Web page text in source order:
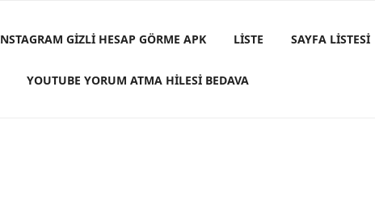
GIZLI HESAP GÖRME APK LISTE SAYFA LISTESI
YOUTUBE YORUM ATMA HILESI BEDAVA